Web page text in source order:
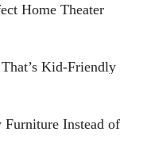
Home Theater
Kid-Friendly
Instead of